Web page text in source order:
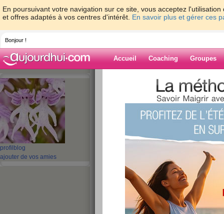
En poursuivant votre navigation sur ce site, vous acceptez
et offres adaptés à vos centres d'intérêt. En savoir plus et gérer ces
Bonjour !
Accueil Coaching Groupes
profil blog
ajouter de vos amies
> > La pluie
Blog de orionne
La pluie